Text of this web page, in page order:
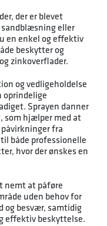
der er blevet
eller
en enkel og effektiv
beskytter og
zinkoverflader.
og vedligeholdelse
oprindelige
Sprayen danner
som hjælper med at
fra
både professionelle
hvor der ønskes en
nemt at påføre
uden behov for
og besvær, samtidig
effektiv beskyttelse.